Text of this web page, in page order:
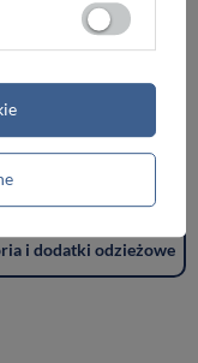
Torby damskie
Teczki męskie
i dodatki odzieżowe